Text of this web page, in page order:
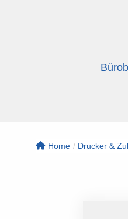
Home / Drucker &